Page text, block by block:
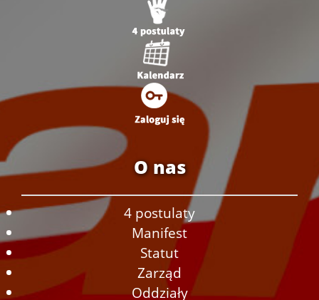
O nas
4 postulaty
Manifest
Statut
Zarząd
Oddziały